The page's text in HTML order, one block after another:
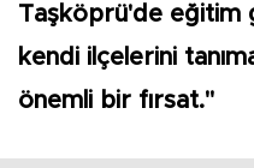
Taşköprü'de eğitim
kendi ilçelerini
önemli bir fırsat."